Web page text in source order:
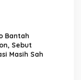
Bantah
Sebut
Masih Sah